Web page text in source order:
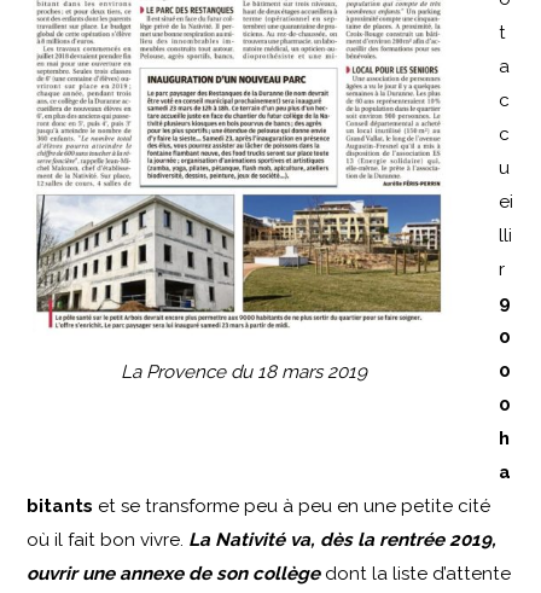
La Provence du 18 mars 2019
t
a
c
c
u
ei
lli
r
9
0
0
0
h
a
bitants et se transforme peu à peu en une petite cité
où il fait bon vivre. La Nativité va, dès la rentrée 2019,
ouvrir une annexe de son collègedont la liste d’attente